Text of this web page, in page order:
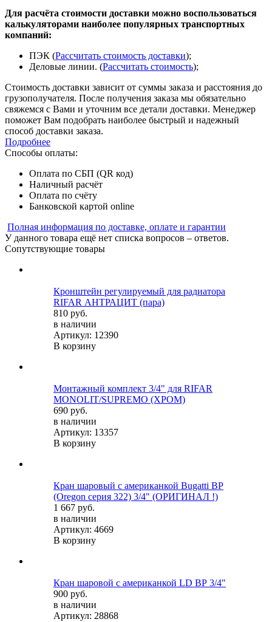
Для расчёта стоимости доставки можно воспользоваться
калькуляторами наиболее популярных транспортных
компаний:
ПЭК (Рассчитать стоимость доставки);
Деловые линии. (Рассчитать стоимость);
Стоимость доставки зависит от суммы заказа и расстояния до
грузополучателя. После получения заказа мы обязательно
свяжемся с Вами и уточним все детали доставки. Менеджер
поможет Вам подобрать наиболее быстрый и надежный
способ доставки заказа.
Подробнее
Способы оплаты:
Оплата по СБП (QR код)
Наличный расчёт
Оплата по счёту
Банковской картой online
Полная информация по доставке, оплате и гарантии
У данного товара ещё нет списка вопросов – ответов.
Сопутствующие товары
Кронштейн регулируемый для радиатора
RIFAR АНТРАЦИТ (пара)
810 руб.
в наличии
Артикул: 12390
В корзину
Монтажный комплект 3/4" для RIFAR
MONOLIT/SUPREMO (ХРОМ)
690 руб.
в наличии
Артикул: 13357
В корзину
Кран шаровый с американкой Bugatti ВР
(Oregon серия 322) 3/4" (ОРИГИНАЛ !)
1 667 руб.
в наличии
Артикул: 4669
В корзину
Кран шаровой c американкой LD ВР 3/4"
900 руб.
в наличии
Артикул: 28868